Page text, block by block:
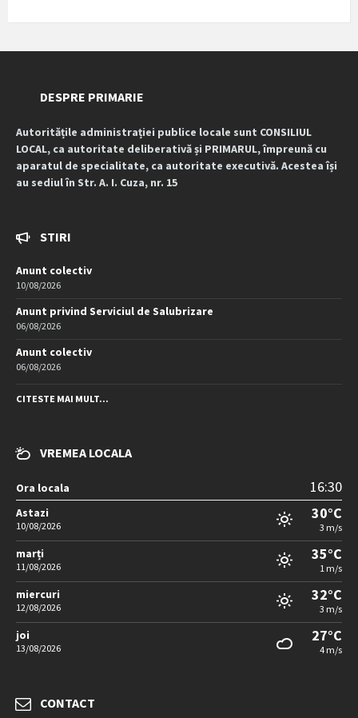
DESPRE PRIMARIE
Autoritățile administrației publice locale sunt CONSILIUL
LOCAL, ca autoritate deliberativă și PRIMARUL, împreună cu
aparatul de specialitate, ca autoritate executivă. Acestea își
au sediul în Str. A. I. Cuza, nr. 15
STIRI
Anunt colectiv
10/08/2026
Anunt privind Serviciul de Salubrizare
06/08/2026
Anunt colectiv
06/08/2026
CITESTE MAI MULT...
VREMEA LOCALA
Ora locala 16:30
Astazi
10/08/2026
30°C
3 m/s
marți
11/08/2026
35°C
1 m/s
miercuri
12/08/2026
32°C
3 m/s
joi
13/08/2026
27°C
4 m/s
CONTACT